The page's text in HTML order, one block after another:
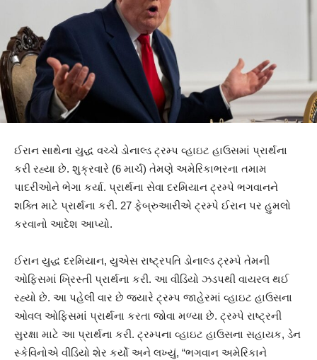
ઈરાન સાથેના યુદ્ધ વચ્ચે ડોનાલ્ડ ટ્રમ્પ વ્હાઇટ હાઉસમાં પ્રાર્થના
કરી રહ્યા છે. શુક્રવારે (6 માર્ચ) તેમણે અમેરિકાભરના તમામ
પાદરીઓને ભેગા કર્યા. પ્રાર્થના સેવા દરમિયાન ટ્રમ્પે ભગવાનને
શક્તિ માટે પ્રાર્થના કરી. 27 ફેબ્રુઆરીએ ટ્રમ્પે ઈરાન પર હુમલો
કરવાનો આદેશ આપ્યો.
ઈરાન યુદ્ધ દરમિયાન, યુએસ રાષ્ટ્રપતિ ડોનાલ્ડ ટ્રમ્પે તેમની
ઓફિસમાં ખ્રિસ્તી પ્રાર્થના કરી. આ વીડિયો ઝડપથી વાયરલ થઈ
રહ્યો છે. આ પહેલી વાર છે જ્યારે ટ્રમ્પ જાહેરમાં વ્હાઇટ હાઉસના
ઓવલ ઓફિસમાં પ્રાર્થના કરતા જોવા મળ્યા છે. ટ્રમ્પે રાષ્ટ્રની
સુરક્ષા માટે આ પ્રાર્થના કરી. ટ્રમ્પના વ્હાઇટ હાઉસના સહાયક, ડેન
સ્કેવિનોએ વીડિયો શેર કર્યો અને લખ્યું, “ભગવાન અમેરિકાને